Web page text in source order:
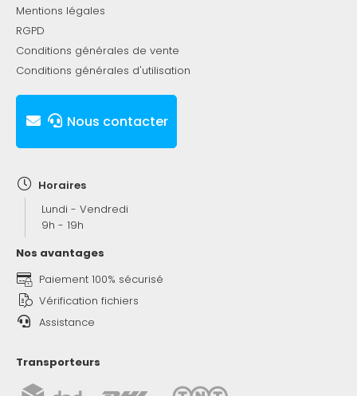
Mentions légales
RGPD
Conditions générales de vente
Conditions générales d'utilisation
Nous contacter
Horaires
Lundi - Vendredi
9h - 19h
Nos avantages
Paiement 100% sécurisé
Vérification fichiers
Assistance
Transporteurs